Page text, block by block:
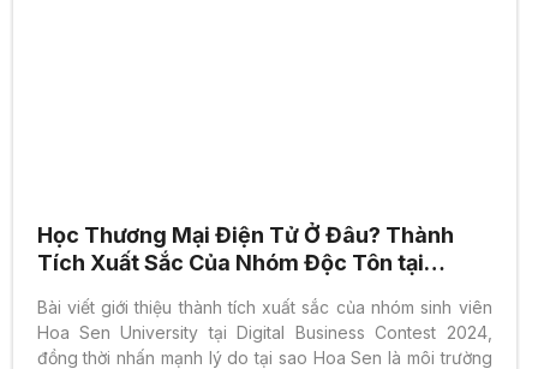
Học Thương Mại Điện Tử Ở Đâu? Thành
Tích Xuất Sắc Của Nhóm Độc Tôn tại
Bài viết giới thiệu thành tích xuất sắc của nhóm sinh viên
Hoa Sen University tại Digital Business Contest 2024,
đồng thời nhấn mạnh lý do tại sao Hoa Sen là môi trường